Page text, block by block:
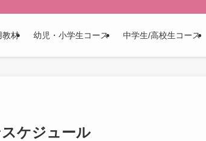
教材 幼児・小学生コース 中学生/高校生コース
ケジュール